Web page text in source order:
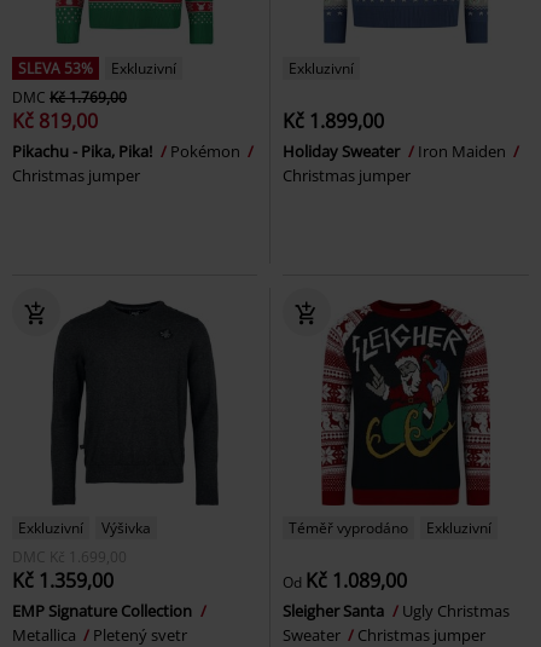
SLEVA 53%
Exkluzivní
DMC Kč 1.769,00
Kč 819,00
Pikachu - Pika, Pika!
Pokémon
Christmas jumper
Exkluzivní
Kč 1.899,00
Holiday Sweater
Iron Maiden
Christmas jumper
Exkluzivní
Výšivka
DMC
Kč 1.699,00
Kč 1.359,00
EMP Signature Collection
Metallica
Pletený svetr
Téměř vyprodáno Exkluzivní
Od Kč 1.089,00
Sleigher Santa
Ugly Christmas
Sweater
Christmas jumper